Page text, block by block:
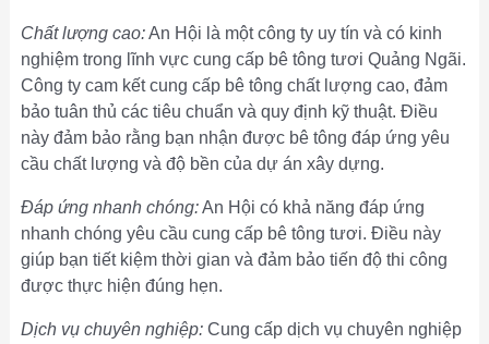
Chất lượng cao:An Hội là một công ty uy tín và có kinh
nghiệm trong lĩnh vực cung cấp bê tông tươi Quảng Ngãi.
Công ty cam kết cung cấp bê tông chất lượng cao, đảm
bảo tuân thủ các tiêu chuẩn và quy định kỹ thuật. Điều
này đảm bảo rằng bạn nhận được bê tông đáp ứng yêu
cầu chất lượng và độ bền của dự án xây dựng.
Đáp ứng nhanh chóng:An Hội có khả năng đáp ứng
nhanh chóng yêu cầu cung cấp bê tông tươi. Điều này
giúp bạn tiết kiệm thời gian và đảm bảo tiến độ thi công
được thực hiện đúng hẹn.
Dịch vụ chuyên nghiệp:Cung cấp dịch vụ chuyên nghiệp